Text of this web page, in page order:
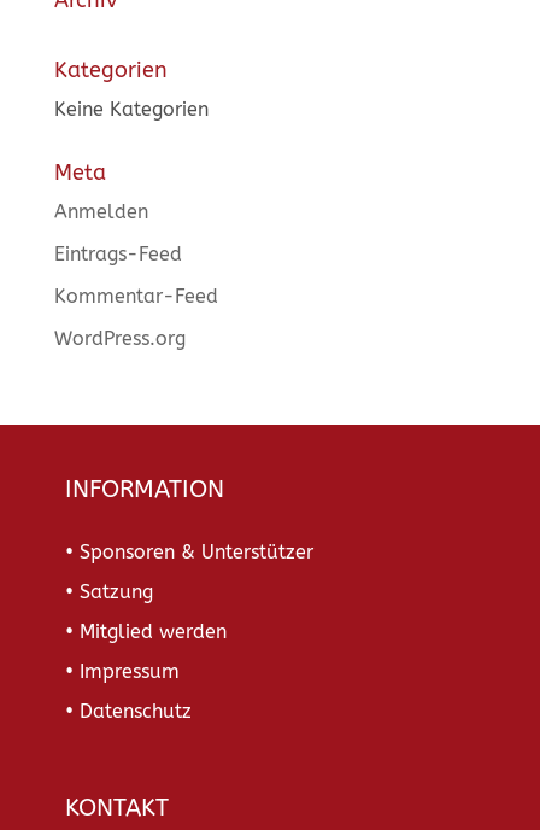
Kategorien
Keine Kategorien
Meta
Anmelden
Eintrags-Feed
Kommentar-Feed
WordPress.org
INFORMATION
• Sponsoren & Unterstützer
• Satzung
• Mitglied werden
• Impressum
• Datenschutz
KONTAKT